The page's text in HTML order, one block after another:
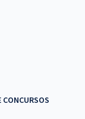
CONCURSOS